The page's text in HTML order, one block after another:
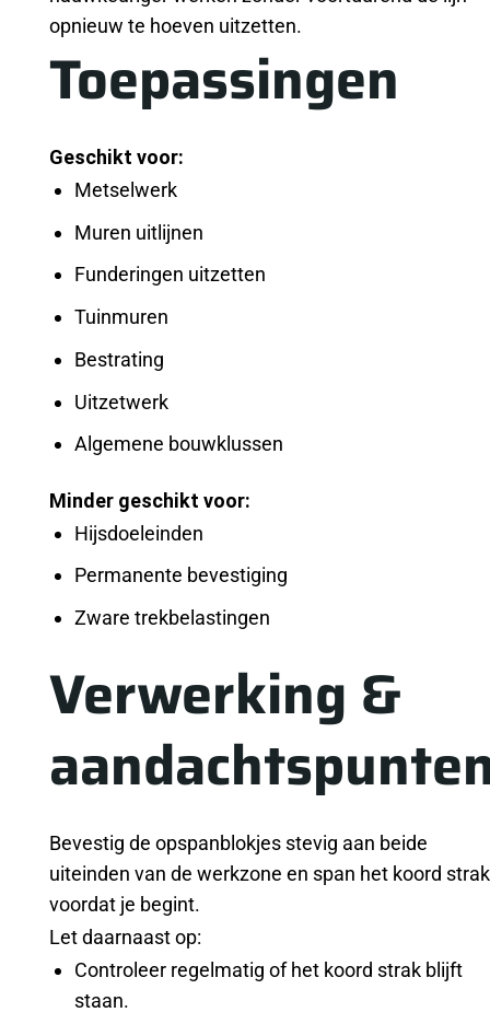
opnieuw te hoeven uitzetten.
Toepassingen
Geschikt voor:
Metselwerk
Muren uitlijnen
Funderingen uitzetten
Tuinmuren
Bestrating
Uitzetwerk
Algemene bouwklussen
Minder geschikt voor:
Hijsdoeleinden
Permanente bevestiging
Zware trekbelastingen
Verwerking &
Bevestig de opspanblokjes stevig aan beide
uiteinden van de werkzone en span het koord strak
voordat je begint.
Let daarnaast op:
Controleer regelmatig of het koord strak blijft
staan.